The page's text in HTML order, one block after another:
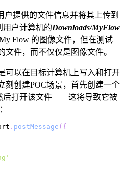
户提供的文件信息并将其上传到
用户计算机的Downloads/MyFlow
Flow 的图像文件，但在测试
文件，而不仅仅是图像文件。
可以在目标计算机上写入和打开
刻创建POC场景，首先创建一个
后打开该文件——这将导致它被
. postMessage ( {